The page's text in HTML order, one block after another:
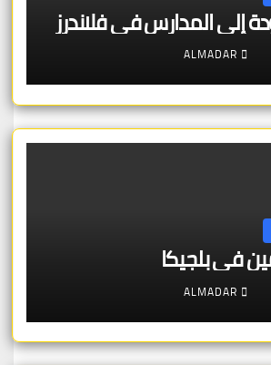
إلى المدارس في فلاندرز
ALMADAR
في بلجيكا
ALMADAR